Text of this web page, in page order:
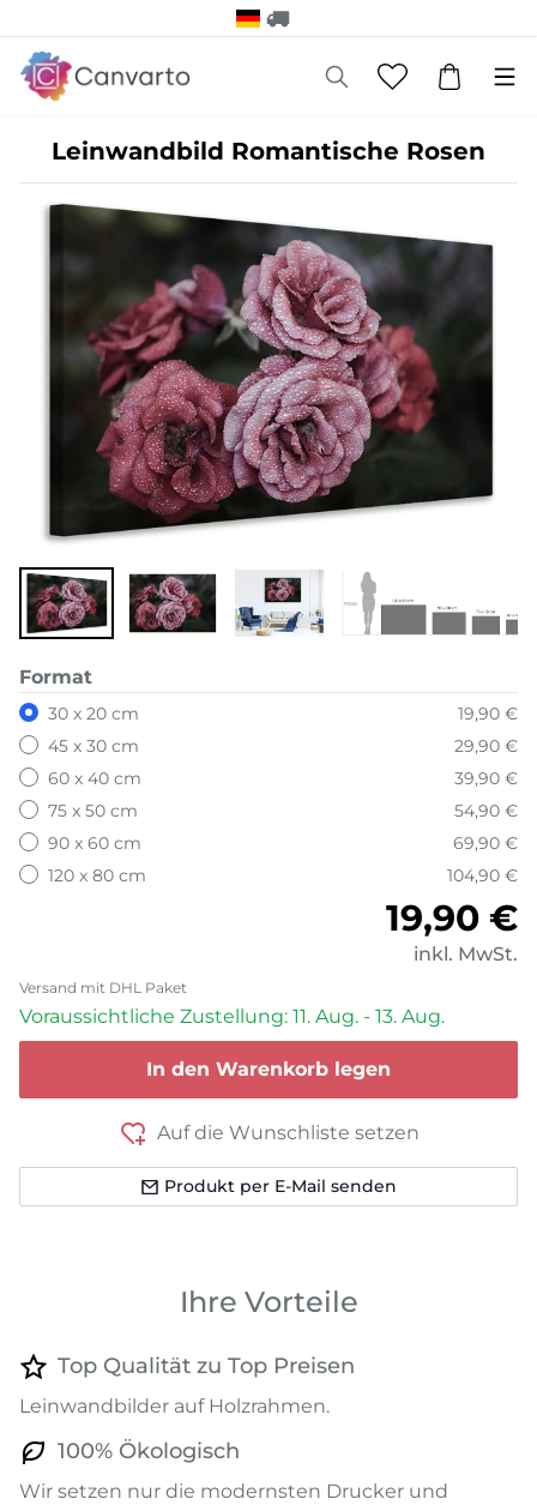
Leinwandbild Romantische Rosen
Format
30 x 20 cm
19,90 €
45 x 30 cm
29,90 €
60 x 40 cm
39,90 €
75 x 50 cm
54,90 €
90 x 60 cm
69,90 €
120 x 80 cm
104,90 €
19,90 €
inkl. MwSt.
Versand mit DHL Paket
Voraussichtliche Zustellung: 11. Aug. - 13. Aug.
In den Warenkorb legen
Auf die Wunschliste setzen
Produkt per E-Mail senden
Ihre Vorteile
Top Qualität zu Top Preisen
Leinwandbilder auf Holzrahmen.
100% Ökologisch
Wir setzen nur die modernsten Drucker und